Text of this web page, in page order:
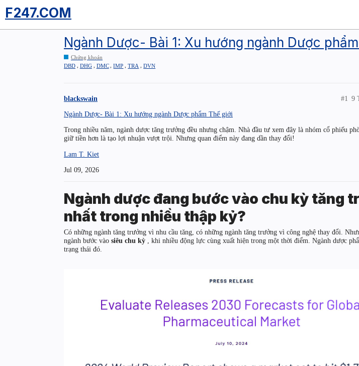
F247.COM
Ngành Dược- Bài 1: Xu hướng ngành Dược
Chứng khoán
DBD
DHG DMC ,IMP ,TRA ,DVN
blackswain 9
#1
Ngành Dược- Bài 1: Xu hướng ngành Dược phẩm Thế giới
Trong nhiều năm, ngành dược tăng trưởng đều nhưng chậm. Nhà đầu tư xem đây là nhóm cổ phiếu
giữ tiền hơn là tạo lợi nhuận vượt trội. Nhưng quan điểm này đang dần thay đổi!
Lam T. Kiet
Jul 09, 2026
Ngành dược đang bước vào chu kỳ tăng
nhất trong nhiều thập kỷ?
Có những ngành tăng trưởng vì nhu cầu tăng, có những ngành tăng trưởng vì công nghệ thay đổi.
ngành bước vào siêu chu kỳ , khi nhiều động lực cùng xuất hiện trong một thời điểm. Ngành dược
trạng thái đó.